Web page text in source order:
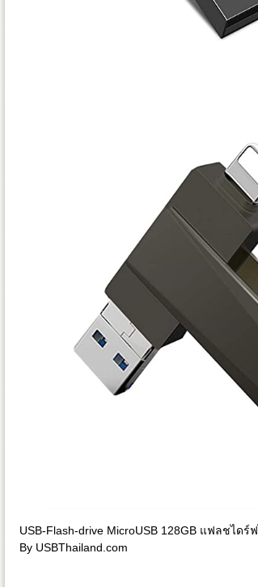
USB-Flash-drive MicroUSB 128GB แฟลชไดร์
By USBThailand.com